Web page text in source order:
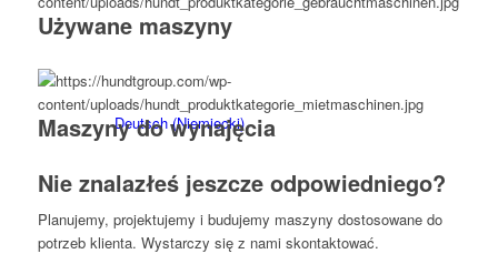
Deutsch(Niemiecki)
Używane maszyny
Maszyny do wynajęcia
Nie znalazłeś jeszcze odpowiedniego?
Planujemy, projektujemy i budujemy maszyny dostosowane do
potrzeb klienta. Wystarczy się z nami skontaktować.